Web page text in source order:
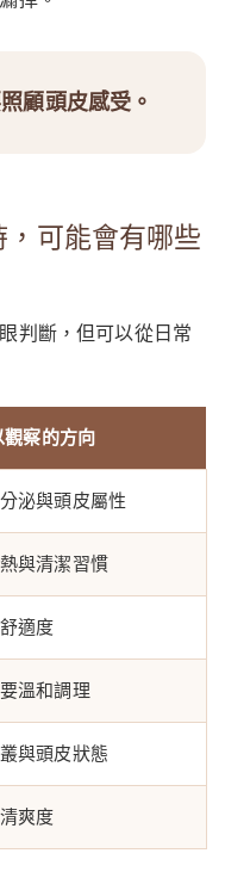
顧頭皮感受。
可能會有哪些
判斷，但可以從日常
觀察的方向
泌與頭皮屬性
與清潔習慣
適度
溫和調理
與頭皮狀態
爽度